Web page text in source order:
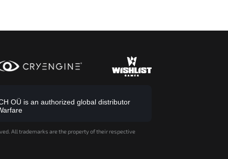
OÜ is an authorized global distributor
All trademarks are the property of their respective